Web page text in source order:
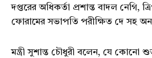
দপ্তরের অধিকর্তা প্রশান্ত বাদল নেগি,
ফোরামের সভাপতি পরীক্ষিত দে সহ
মন্ত্রী সুশান্ত চৌধুরী বলেন, যে